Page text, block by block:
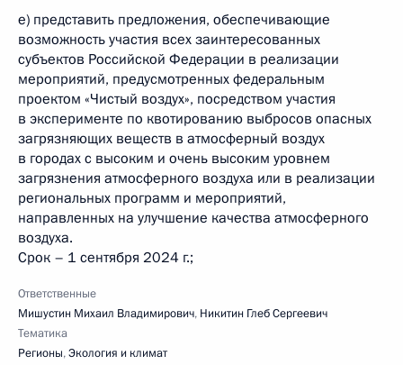
е) представить предложения, обеспечивающие
возможность участия всех заинтересованных
субъектов Российской Федерации в реализации
мероприятий, предусмотренных федеральным
проектом «Чистый воздух», посредством участия
в эксперименте по квотированию выбросов опасных
загрязняющих веществ в атмосферный воздух
в городах с высоким и очень высоким уровнем
загрязнения атмосферного воздуха или в реализации
региональных программ и мероприятий,
направленных на улучшение качества атмосферного
воздуха.
Срок – 1 сентября 2024 г.;
Ответственные
Мишустин Михаил Владимирович, Никитин Глеб Сергеевич
Тематика
Регионы,Экология и климат